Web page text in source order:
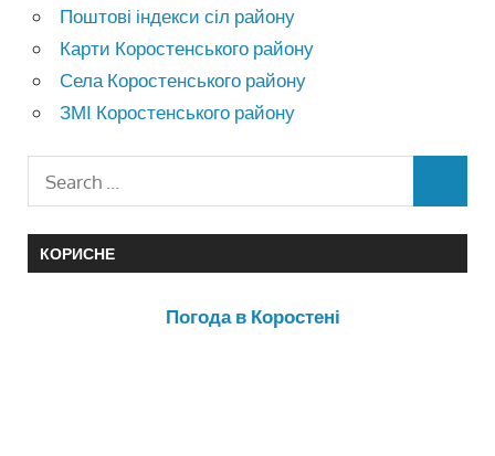
Поштові індекси сіл району
Карти Коростенського району
Села Коростенського району
ЗМІ Коростенського району
КОРИСНЕ
Погода в Коростені